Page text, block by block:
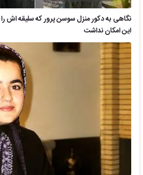
نگاهی به دکور منزل سوسن پرور که سلیقه اش را
این امکان نداشت